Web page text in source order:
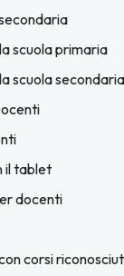
scuola primaria
scuola secondaria
il tablet
docenti
corsi